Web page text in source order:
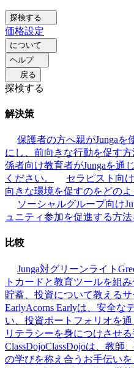
探検する
価格設定
について
ヘルプ
戻る
探検する
解決策
保護者の方へ親がJunga
にし、前向きな行動を促す方
係者向け教育者がJungaを通
ください。
セラピスト向け
向きな環境を促すのをどの
ソーシャルグループ向け
ュニティ参加を促進する方法
比較
Junga対グリーンライト
トカードと教育ツールを組
貯蓄、投資について教えるサ
EarlyAcorns Earlyは、安全な
い、投資ポートフォリオを
リテラシーを身につけさせる
ClassDojoClassDojoは、教師
の学びを称え合うお手伝いを